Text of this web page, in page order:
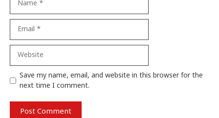
Save my name, email, and website in this browser for the
next time I comment.